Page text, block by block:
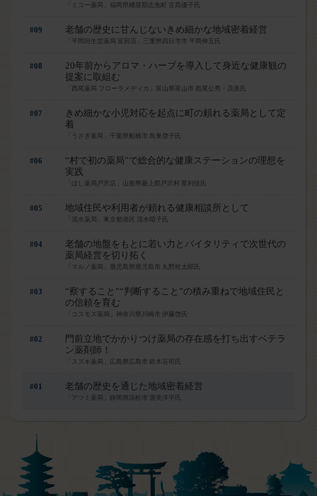
「ミコー薬局」福岡県糟屋郡志免町 古髙優子氏
#09 老舗の歴史に甘んじないきめ細かな地域密着経営
「平岡回生堂薬局 富田店」三重県四日市市 平岡伸五氏
#08
20年前からアロマ・ハーブを導入して身近な健康観の
提案に取組む
「西尾薬局 フローラメディカ」富山県富山市 西尾公秀・茂美氏
#07
きめ細かな小児対応を起点に町の頼れる薬局として定
着
「うさぎ薬局」千葉県船橋市 鳥巣啓子氏
#06
“村で初の薬局”で総合的な健康ステーションの理想を
実践
「ほし薬局戸沢店」山形県最上郡戸沢村 星利佳氏
#05 地域住民や利用者が頼れる健康相談所として
「清水薬局」東京都港区 清水晴子氏
#04
老舗の地盤をもとに若い力とバイタリティで次世代の
薬局経営を切り拓く
「マルノ薬局」鹿児島県鹿児島市 丸野桂太郎氏
#03
“察すること”“判断すること”の積み重ねで地域住民と
の信頼を育む
「コスモス薬局」神奈川県川崎市 伊藤啓氏
#02
門前立地でかかりつけ薬局の存在感を打ち出すベテラ
ン薬剤師！
「スズキ薬局」広島県広島市 鈴木荘司氏
#01 老舗の歴史を通じた地域密着経営
「アツミ薬局」静岡県浜松市 渥美洋平氏